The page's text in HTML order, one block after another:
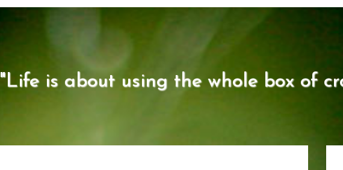
"Life is about using the whole box of